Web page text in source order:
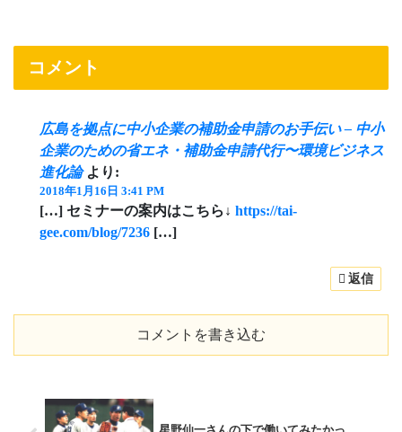
コメント
広島を拠点に中小企業の補助金申請のお手伝い – 中小
企業のための省エネ・補助金申請代行〜環境ビジネス
進化論 より:
2018年1月16日 3:41 PM
[…] セミナーの案内はこちら↓https://tai-
gee.com/blog/7236 […]
返信
コメントを書き込む